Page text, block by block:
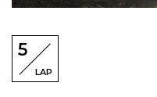
5
LAP